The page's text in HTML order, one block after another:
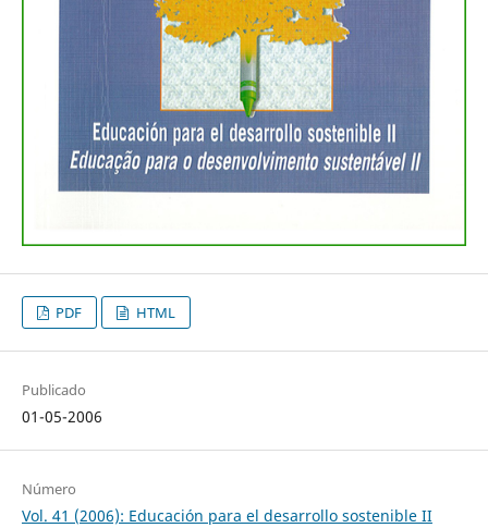
PDF HTML
Publicado
01-05-2006
Número
Vol. 41 (2006): Educación para el desarrollo sostenible II